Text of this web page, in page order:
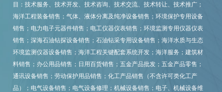
目：技术服务、技术开发、技术咨询、技术交流、技术转让、技术推广；
海洋工程装备销售；气体、液体分离及纯净设备销售；环境保护专用设备
销售；电力电子元器件销售；电工仪器仪表销售；环境监测专用仪器仪表
销售；深海石油钻探设备销售；石油钻采专用设备销售；海洋水质与生态
环境监测仪器设备销售；海洋工程关键配套系统开发；海洋服务；建筑材
料销售；办公用品销售；日用百货销售；五金产品批发；五金产品零售；
通讯设备销售；劳动保护用品销售；化工产品销售（不含许可类化工产
品）；电气设备销售；电气设备修理；机械设备销售；电子、机械设备维